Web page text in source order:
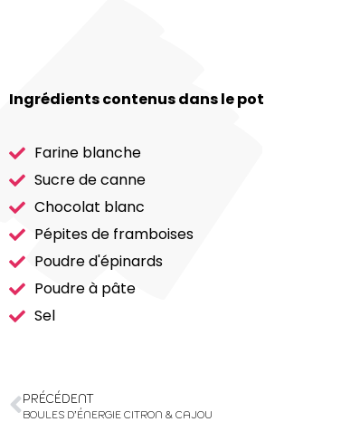
Ingrédients contenus dans le pot
Farine blanche
Sucre de canne
Chocolat blanc
Pépites de framboises
Poudre d'épinards
Poudre à pâte
Sel
PRÉCÉDENT
BOULES D’ÉNERGIE CITRON & CAJOU